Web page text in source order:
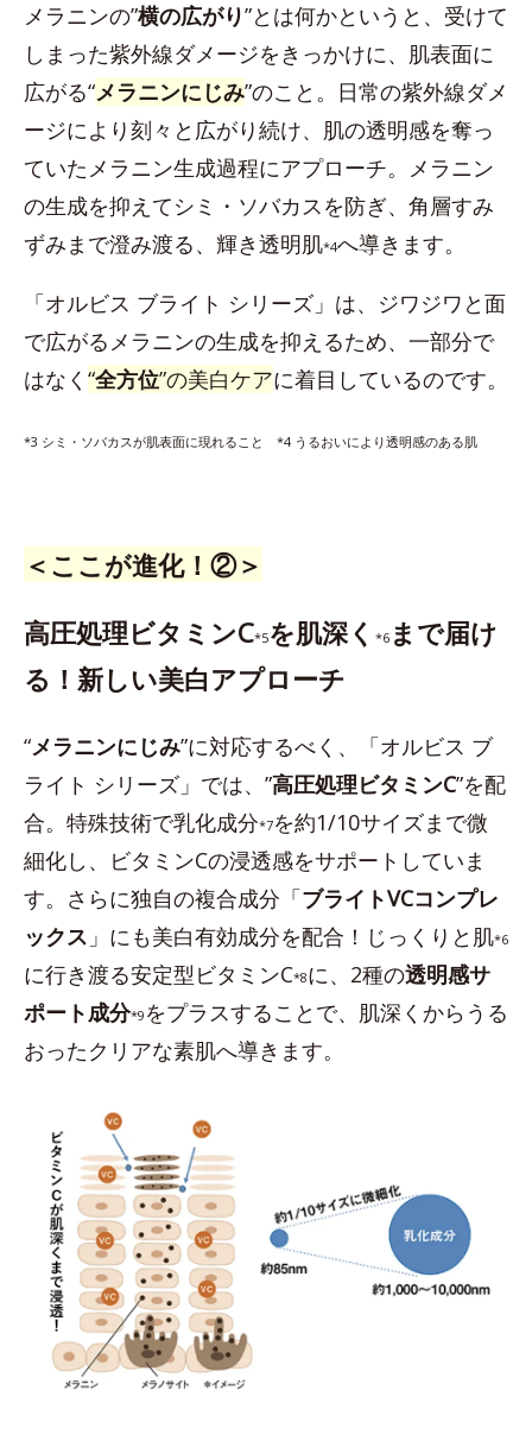
メラニンの”横の広がり”とは何かというと、受けて
しまった紫外線ダメージをきっかけに、肌表面に
広がる“メラニンにじみ”のこと。日常の紫外線ダメ
ージにより刻々と広がり続け、肌の透明感を奪っ
ていたメラニン生成過程にアプローチ。メラニン
の生成を抑えてシミ・ソバカスを防ぎ、角層すみ
ずみまで澄み渡る、輝き透明肌*4へ導きます。
「オルビス ブライト シリーズ」は、ジワジワと面
で広がるメラニンの生成を抑えるため、一部分で
はなく “全方位”の美白ケアに着目しているのです。
*3 シミ・ソバカスが肌表面に現れること *4 うるおいにより透明感のある肌
＜ここが進化！②＞
高圧処理ビタミンC*5を肌深く *6 まで届け
る！新しい美白アプローチ
“メラニンにじみ”に対応するべく、「オルビス ブ
ライト シリーズ」では、”高圧処理ビタミンC”を配
合。特殊技術で乳化成分*7を約1/10サイズまで微
細化し、ビタミンCの浸透感をサポートしていま
す。さらに独自の複合成分「ブライトVCコンプレ
ックス 」にも美白有効成分を配合！じっくりと肌*6
に行き渡る安定型ビタミンC*8に、2種の透明感サ
ポート成分*9 をプラスすることで、肌深くからうる
おったクリアな素肌へ導きます。